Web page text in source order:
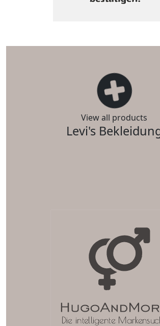
View all products
Levi's